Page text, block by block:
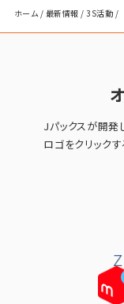
ホーム / 最新情報 /3S活動 /
Jパックスが開発
ロゴをクリック